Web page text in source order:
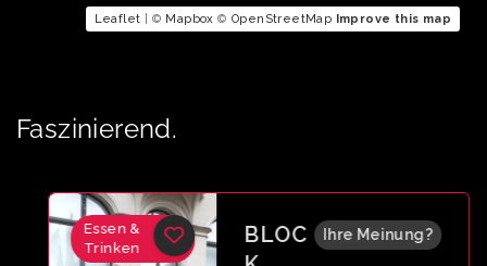
Leaflet | © Mapbox © OpenStreetMap Improve this map
Faszinierend.
Essen &
Trinken
BLOC
Ihre Meinung?